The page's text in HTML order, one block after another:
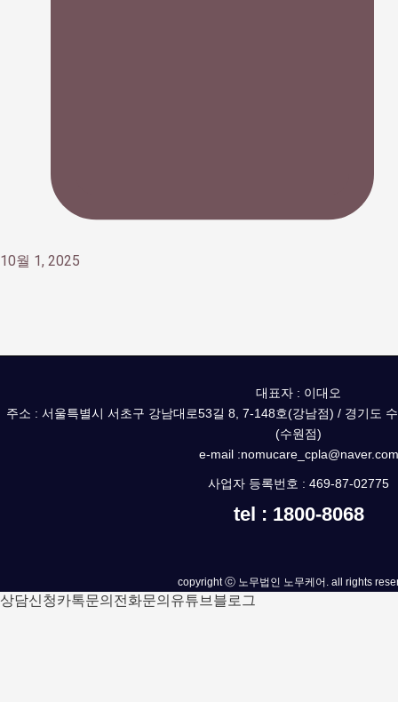
10월 1, 2025
대표자 : 이대오
주소 : 서울특별시 서초구 강남대로53길 8, 7-148호(강남점) / 경기도
(수원점)
e-mail :nomucare_cpla@naver.com
사업자 등록번호 : 469-87-02775
tel : 1800-8068
copyright ⓒ 노무법인 노무케어. all rights
상담신청카톡문의전화문의유튜브블로그